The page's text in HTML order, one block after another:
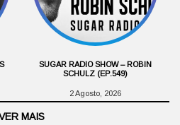
SUGAR RADIO SHOW – ROBIN
SCHULZ (EP.549)
2 Agosto, 2026
MAIS